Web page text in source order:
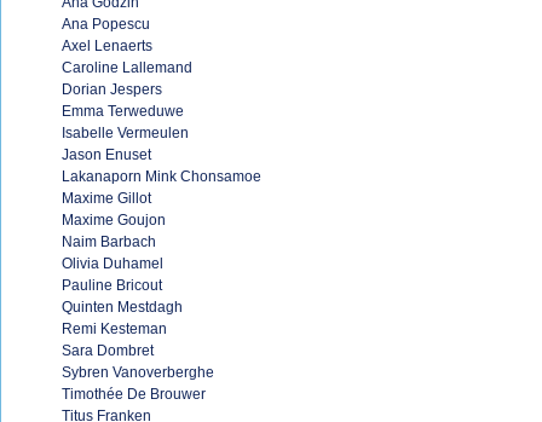
Ana Popescu
Axel Lenaerts
Caroline Lallemand
Dorian Jespers
Emma Terweduwe
Isabelle Vermeulen
Jason Enuset
Lakanaporn Mink Chonsamoe
Maxime Gillot
Maxime Goujon
Naim Barbach
Olivia Duhamel
Pauline Bricout
Quinten Mestdagh
Remi Kesteman
Sara Dombret
Sybren Vanoverberghe
Timothée De Brouwer
Titus Franken